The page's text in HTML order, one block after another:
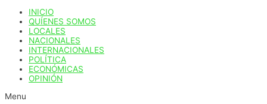
INICIO
QUÍENES SOMOS
LOCALES
NACIONALES
INTERNACIONALES
POLÍTICA
ECONÓMICAS
OPINIÓN
Menu